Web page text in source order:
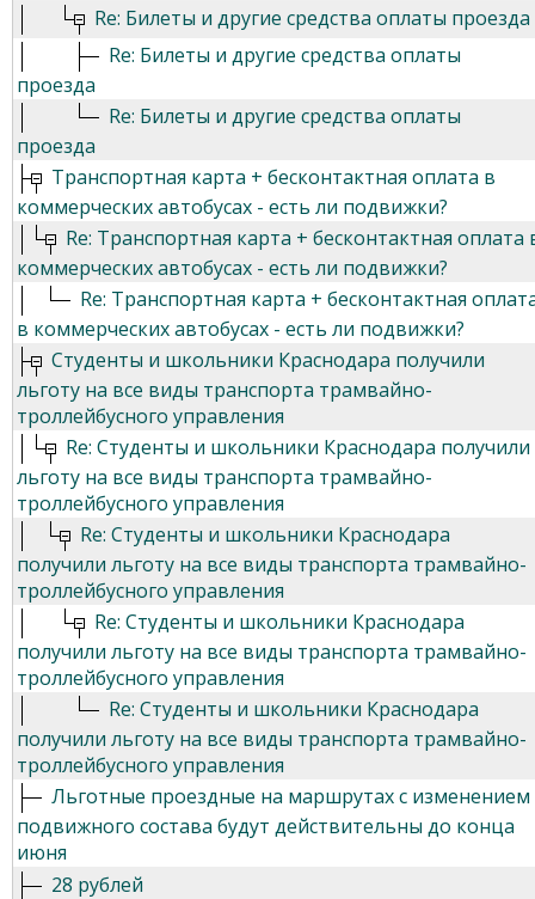
Re: Билеты и другие средства оплаты проезда
Re: Билеты и другие средства оплаты
проезда
Re: Билеты и другие средства оплаты
проезда
Транспортная карта + бесконтактная оплата в
коммерческих автобусах - есть ли подвижки?
Re: Транспортная карта + бесконтактная оплата
коммерческих автобусах - есть ли подвижки?
Re: Транспортная карта + бесконтактная
в коммерческих автобусах - есть ли подвижки?
Студенты и школьники Краснодара получили
льготу на все виды транспорта трамвайно-
троллейбусного управления
Re: Студенты и школьники Краснодара получили
льготу на все виды транспорта трамвайно-
троллейбусного управления
Re: Студенты и школьники Краснодара
получили льготу на все виды транспорта трамвайно-
троллейбусного управления
Re: Студенты и школьники Краснодара
получили льготу на все виды транспорта трамвайно-
троллейбусного управления
Re: Студенты и школьники Краснодара
получили льготу на все виды транспорта трамвайно-
троллейбусного управления
Льготные проездные на маршрутах с изменением
подвижного состава будут действительны до конца
июня
28 рублей